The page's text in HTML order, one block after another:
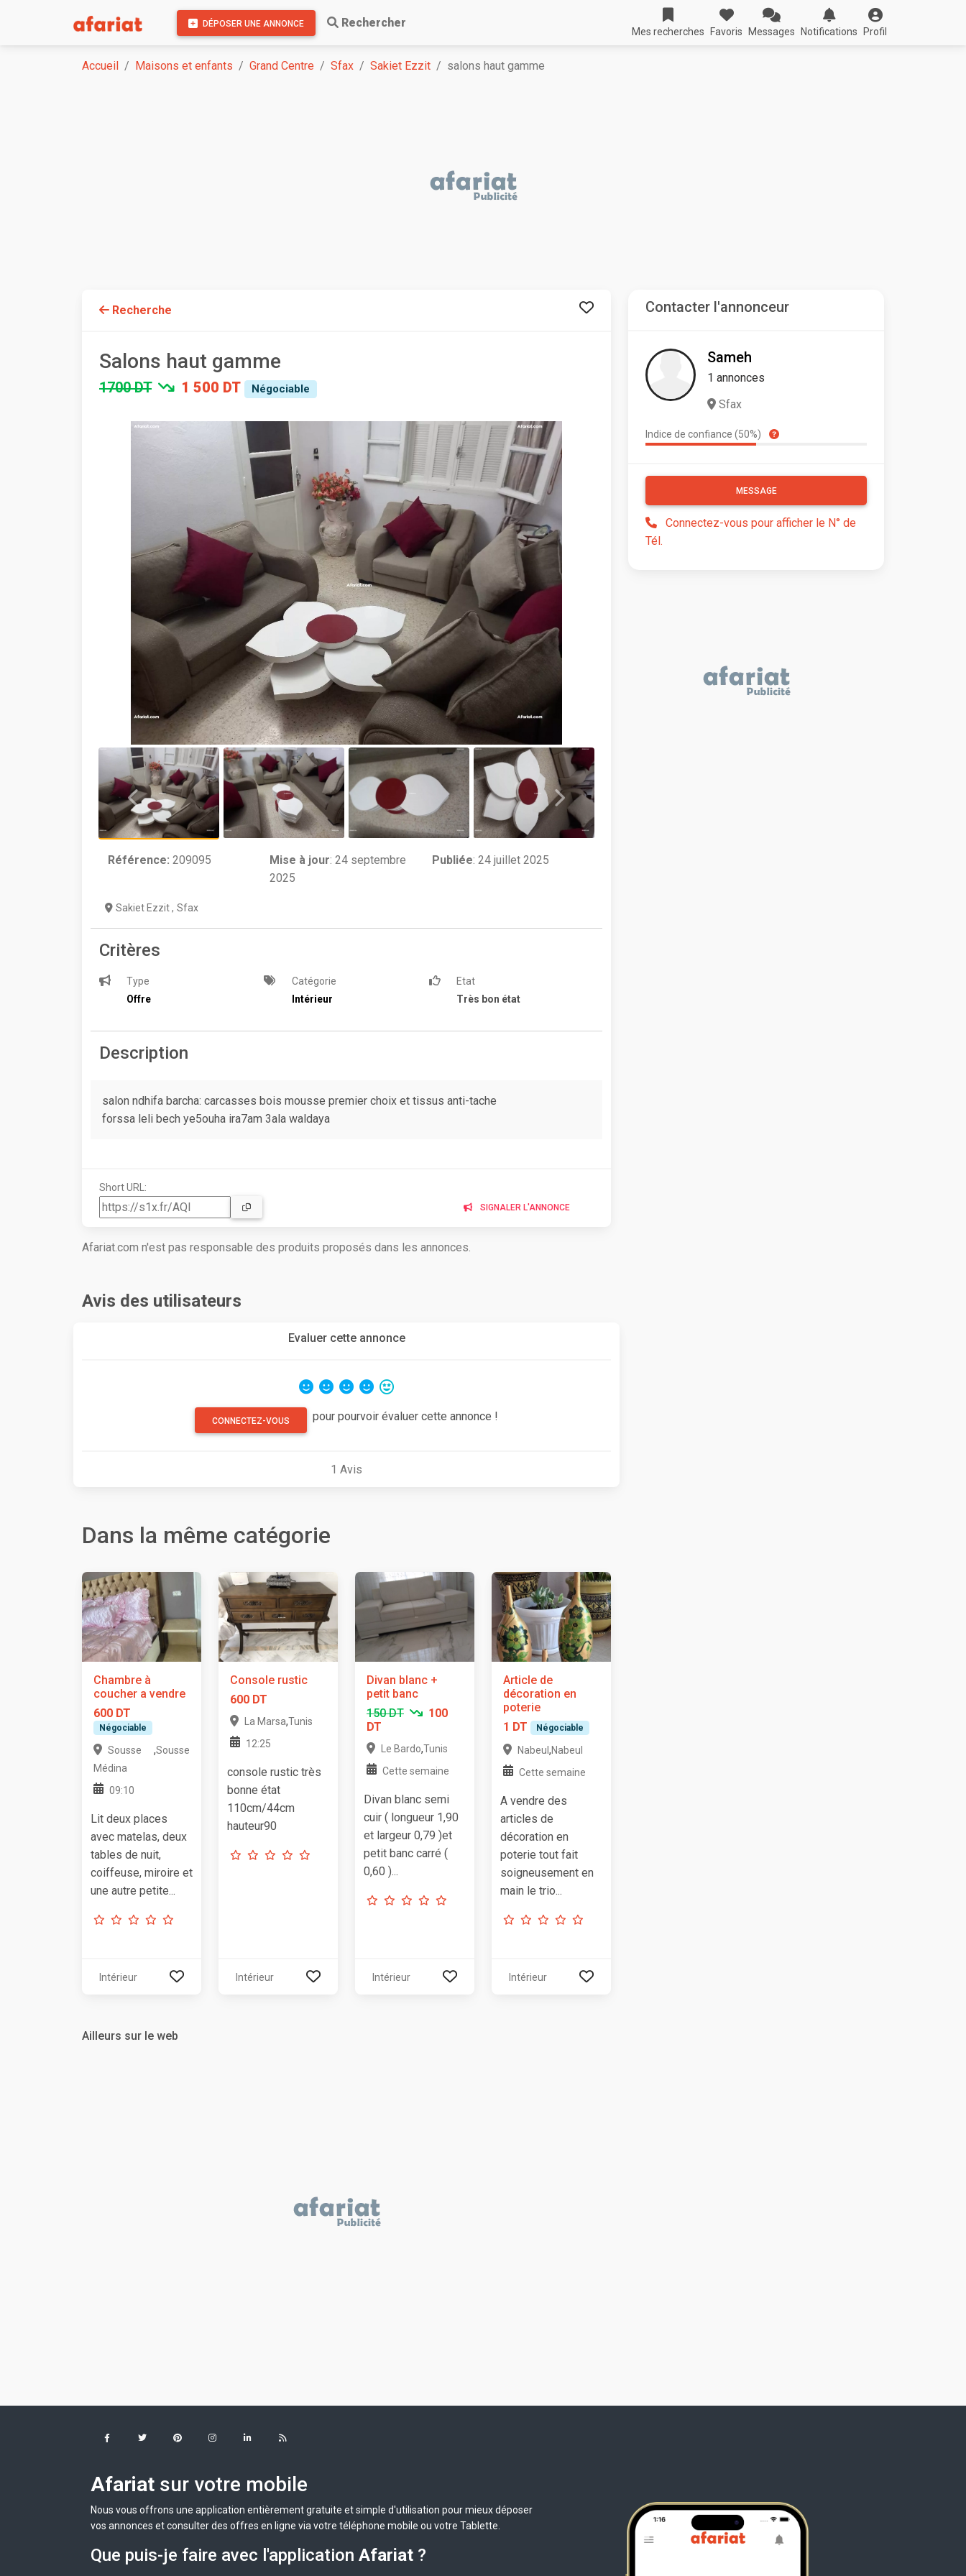
DÉPOSER UNE ANNONCE Rechercher
Mes recherches Favoris Messages Notifications Profil
Accueil Maisons et enfants Grand Centre Sfax Sakiet Ezzit salons haut gamme
Recherche
Salons haut gamme
1700 DT 1 500 DT Négociable
Référence: 209095 Mise à jour:24 septembre
2025
Publiée: 24 juillet 2025
Sakiet Ezzit, Sfax
Critères
Type
Offre
Catégorie
Intérieur
Etat
Très bon état
Description
salon ndhifa barcha: carcasses bois mousse premier choix et tissus anti-tache
forssa leli bech ye5ouha ira7am 3ala waldaya
Short URL:
SIGNALER L'ANNONCE
Afariat.com n'est pas responsable des produits proposés dans les annonces.
Avis des utilisateurs
Evaluer cette annonce
CONNECTEZ-VOUS pour pourvoir évaluer cette annonce !
1 Avis
Dans la même catégorie
Chambre à
coucher a vendre
600 DT
Négociable
Sousse
Médina
,Sousse
09:10
Lit deux places
avec matelas, deux
tables de nuit,
coiffeuse, miroire et
une autre petite...
Intérieur
Console rustic
600 DT
La Marsa,Tunis
12:25
console rustic très
bonne état
110cm/44cm
hauteur90
Intérieur
Divan blanc +
petit banc
150 DT
100
DT
Le Bardo,Tunis
Cette semaine
Divan blanc semi
cuir ( longueur 1,90
et largeur 0,79 )et
petit banc carré (
0,60 )...
Intérieur
Article de
décoration en
poterie
1 DT
Négociable
Nabeul ,Nabeul
Cette semaine
A vendre des
articles de
décoration en
poterie tout fait
soigneusement en
main le trio...
Intérieur
Ailleurs sur le web
Contacter l'annonceur
Sameh
1 annonces
Sfax
Indice de confiance (50%)
MESSAGE
Connectez-vous pour afficher le N° de
Tél.
Afariat sur votre mobile
Nous vous offrons une application entièrement gratuite et simple d'utilisation pour mieux déposer
vos annonces et consulter des offres en ligne via votre téléphone mobile ou votre Tablette.
Que puis-je faire avec l'application Afariat ?